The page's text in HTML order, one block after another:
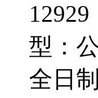
型：
全日